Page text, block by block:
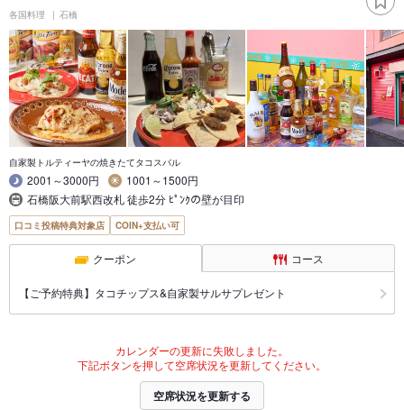
各国料理 石橋
自家製トルティーヤの焼きたてタコスバル
2001～3000円
1001～1500円
石橋阪大前駅西改札 徒歩2分 ﾋﾟﾝｸの壁が目印
口コミ投稿特典対象店 COIN+支払い可
クーポン コース
【ご予約特典】タコチップス&自家製サルサプレゼント
カレンダーの更新に失敗しました。
下記ボタンを押して空席状況を更新してください。
空席状況を更新する